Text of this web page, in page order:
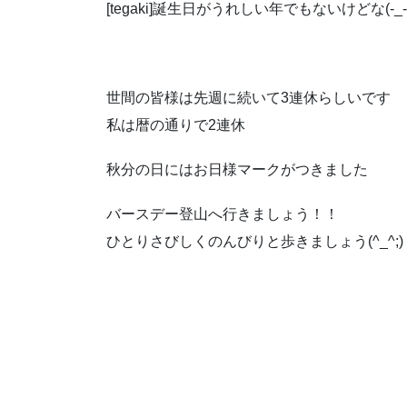
[tegaki]誕生日がうれしい年でもないけどな(-
世間の皆様は先週に続いて3連休らしいです
私は暦の通りで2連休
秋分の日にはお日様マークがつきました
バースデー登山へ行きましょう！！
ひとりさびしくのんびりと歩きましょう(^_^;)